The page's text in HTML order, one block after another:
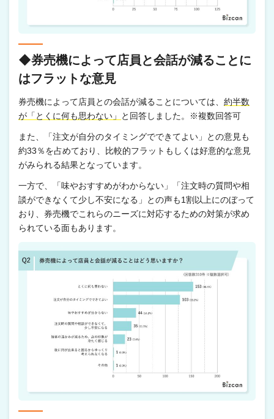
◆券売機によって店員と会話が減ることに
はフラットな意見
券売機によって店員との会話が減ることについては、 約半数
が「とくに何も思わない」
と回答しました。※複数回答可
また、「注文が自分のタイミングでできてよい」との意見も
約33％を占めており、比較的フラットもしくは好意的な意見
がみられる結果となっています。
一方で、「味やおすすめがわからない」「注文時の質問や相
談ができなくて少し不安になる」との声も1割以上にのぼって
おり、券売機でこれらのニーズに対応するための対策が求め
られている面もあります。